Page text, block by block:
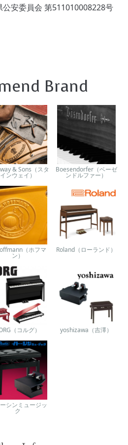
安委員会 第511010008228号
Brand
& Sons（スタ
インウェイ）
Boesendorfer（ベーゼ
ンドルファー）
（ホフマ
ン）
Roland（ローランド）
（コルグ） yoshizawa（吉澤）
シンミュージッ
ク